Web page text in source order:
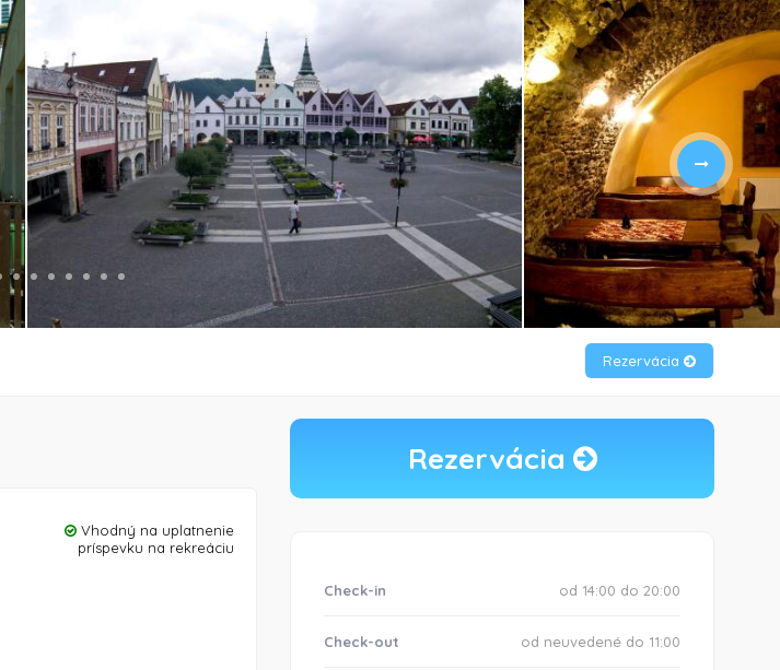
Rezervácia
Vhodný na uplatnenie
príspevku na rekreáciu
Rezervácia
Check-in od 14:00 do 20:00
Check-out od neuvedené do 11:00